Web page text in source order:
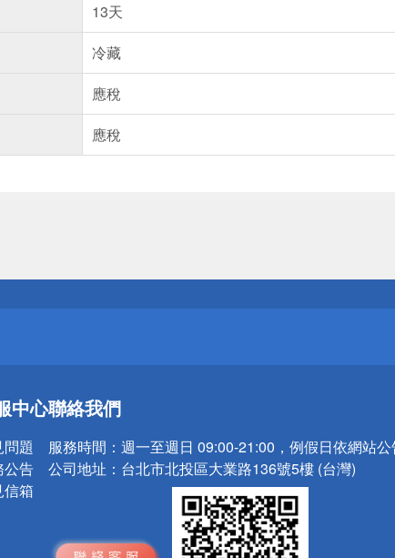
13天
冷藏
應稅
應稅
心！
心！
中心
問題
公告
信箱
聯絡我們
服務時間： 週一至週日 09:00-21:00，例假日依網站
公司地址： 台北市北投區大業路136號5樓 (台灣)